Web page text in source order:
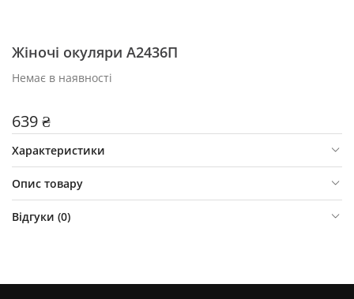
Жіночі окуляри A2436П
Немає в наявності
639 ₴
Характеристики
Опис товару
Відгуки (0)